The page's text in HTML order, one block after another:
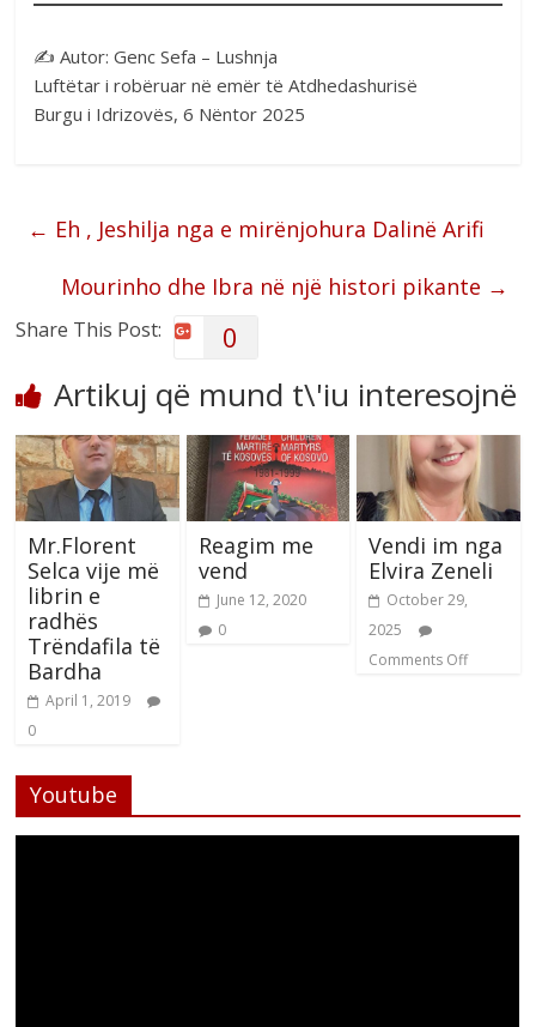
✍️ Autor: Genc Sefa – Lushnja
Luftëtar i robëruar në emër të Atdhedashurisë
Burgu i Idrizovës, 6 Nëntor 2025
← Eh , Jeshilja nga e mirënjohura Dalinë Arifi
Mourinho dhe Ibra në një histori pikante →
Share This Post: 0
Artikuj që mund t\'iu interesojnë
Mr.Florent
Selca vije më
librin e
radhës
Trëndafila të
Bardha
April 1, 2019
0
Reagim me
vend
June 12, 2020
0
Vendi im nga
Elvira Zeneli
October 29,
2025
Comments Off
Youtube